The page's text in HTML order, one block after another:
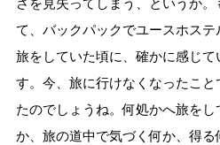
さを見失ってしまう、というか。
て、バックパックでユースホス
旅をしていた頃に、確かに感じ
す。今、旅に行けなくなったこ
たのでしょうね。何処かへ旅を
か、旅の道中で気づく何か、得